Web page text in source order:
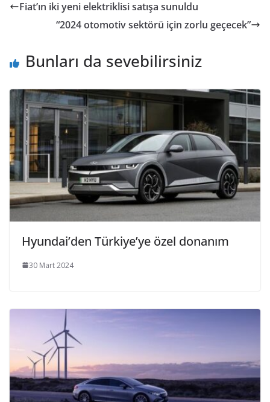
Fiat’ın iki yeni elektriklisi satışa sunuldu
“2024 otomotiv sektörü için zorlu geçecek”
Bunları da sevebilirsiniz
Hyundai’den Türkiye’ye özel donanım
30 Mart 2024